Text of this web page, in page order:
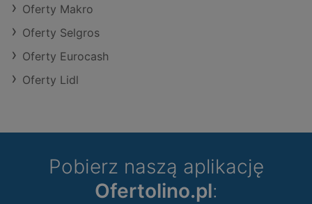
Oferty Makro
Oferty Selgros
Oferty Eurocash
Oferty Lidl
Pobierz naszą aplikację
Ofertolino.pl: